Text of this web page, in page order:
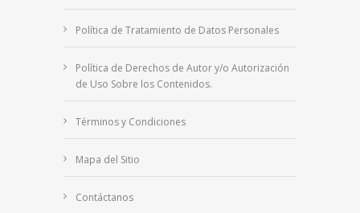
Política de Tratamiento de Datos Personales
Política de Derechos de Autor y/o Autorización
de Uso Sobre los Contenidos.
Términos y Condiciones
Mapa del Sitio
Contáctanos